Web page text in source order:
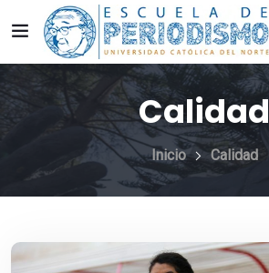
Calidad
Inicio Calidad